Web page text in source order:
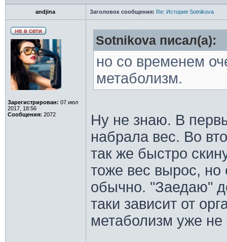
andjina Заголовок сообщения: Re: История Sotnikova
Зарегистрирован: 07 июл
2017, 18:56
Сообщения: 2072
Sotnikova писал(а):
но со временем
метаболизм.
Ну не знаю. В
набрала вес. Во
так же быстро
тоже вес вырос,
обычно. "Заедаю"
таки зависит от
метаболизм уже не